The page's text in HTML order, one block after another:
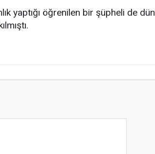
yaptığı öğrenilen bir şüpheli de dün